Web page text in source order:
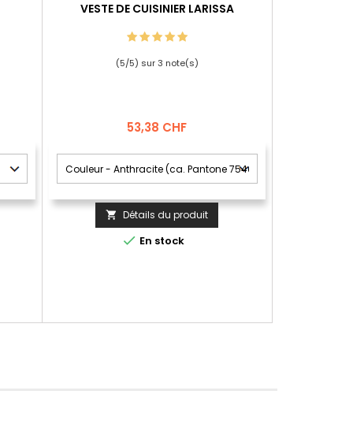
VESTE DE CUISINIER LARISSA
(5/5) sur3 note(s)
Prix
53,38 CHF
 Détails du produit
 En stock